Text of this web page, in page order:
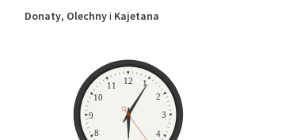
Donaty, Olechnyi Kajetana
1
2
3
4
8
9
10
11
12